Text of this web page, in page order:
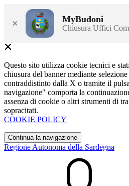
× MyBudoni
Chiusura Uffici
Questo sito utilizza cookie tecnici e
chiusura del banner mediante
contraddistinto dalla X o tramite il
navigazione" comporta la
assenza di cookie o altri strumenti di
sopracitati.
COOKIE POLICY
Continua la navigazione
Regione Autonoma della Sardegna